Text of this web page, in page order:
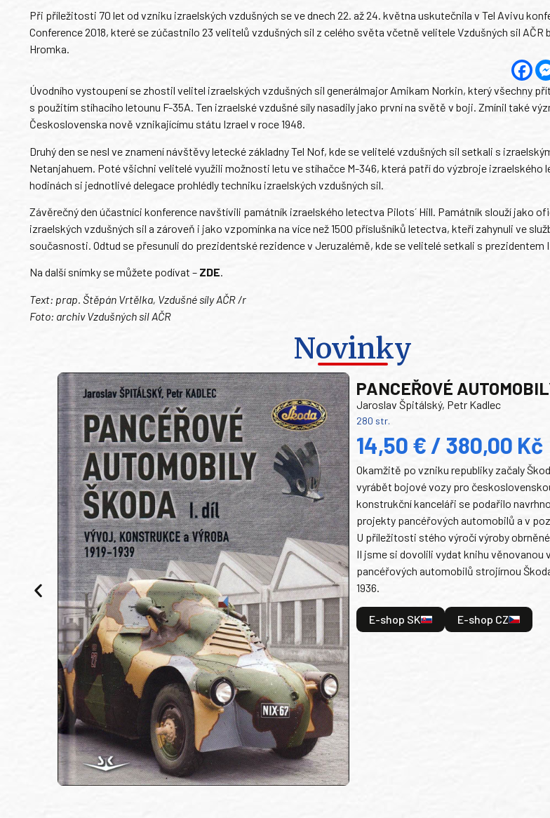
Při příležitosti 70 let od vzniku izraelských vzdušných se ve dnech 22. až 24. května uskutečnila v Tel Avivu
Conference 2018, které se zúčastnilo 23 velitelů vzdušných sil z celého světa včetně velitele Vzdušných sil AČR
Hromka.
Úvodního vystoupení se zhostil velitel izraelských vzdušných sil generálmajor Amikam Norkin, který všechny
s použitím stíhacího letounu F-35A. Ten izraelské vzdušné síly nasadily jako první na světě v boji. Zmínil také
Československa nově vznikajícímu státu Izrael v roce 1948.
Druhý den se nesl ve znamení návštěvy letecké základny Tel Nof, kde se velitelé vzdušných sil setkali s
Netanjahuem. Poté všichni velitelé využili možnosti letu ve stíhačce M-346, která patří do výzbroje izraelského
hodinách si jednotlivé delegace prohlédly techniku izraelských vzdušných sil.
Závěrečný den účastníci konference navštívili památník izraelského letectva Pilots´ Hill. Památník slouží jako
izraelských vzdušných sil a zároveň i jako vzpomínka na více než 1500 příslušníků letectva, kteří zahynuli ve
současnosti. Odtud se přesunuli do prezidentské rezidence v Jeruzalémě, kde se velitelé setkali s prezidentem
Na další snímky se můžete podívat – ZDE.
Text: prap. Štěpán Vrtělka, Vzdušné síly AČR /r
Foto: archiv Vzdušných sil AČR
Novinky
PANCEŘOVÉ
Jaroslav Špitálský, Petr Kadlec
280 str.
14,50 € / 380,00 Kč
Okamžitě po vzniku republiky začaly
vyrábět bojové vozy pro
konstrukční kanceláři se podařilo
projekty pancéřových automobilů a v
U příležitosti stého výročí výroby
II jsme si dovolili vydat knihu věnovanou
pancéřových automobilů strojírnou
1936.
E-shop SK E-shop CZ